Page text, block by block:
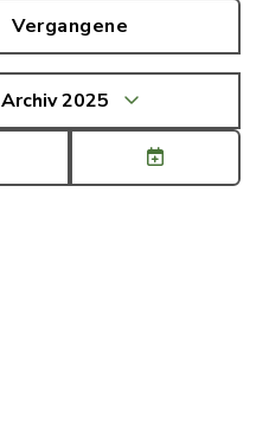
Vergangene
Archiv 2025